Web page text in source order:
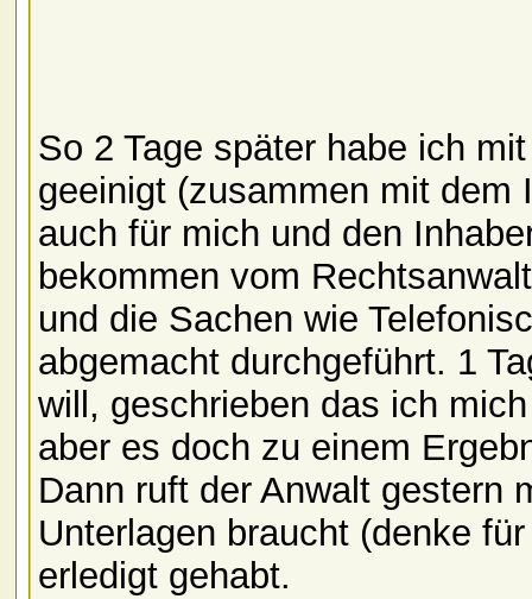
So 2 Tage später habe ich
geeinigt (zusammen mit dem
auch für mich und den
bekommen vom
und die Sachen wie
abgemacht durchgeführt. 1
will, geschrieben das ich
aber es doch zu einem
Dann ruft der Anwalt gestern
Unterlagen braucht (denke
erledigt gehabt.